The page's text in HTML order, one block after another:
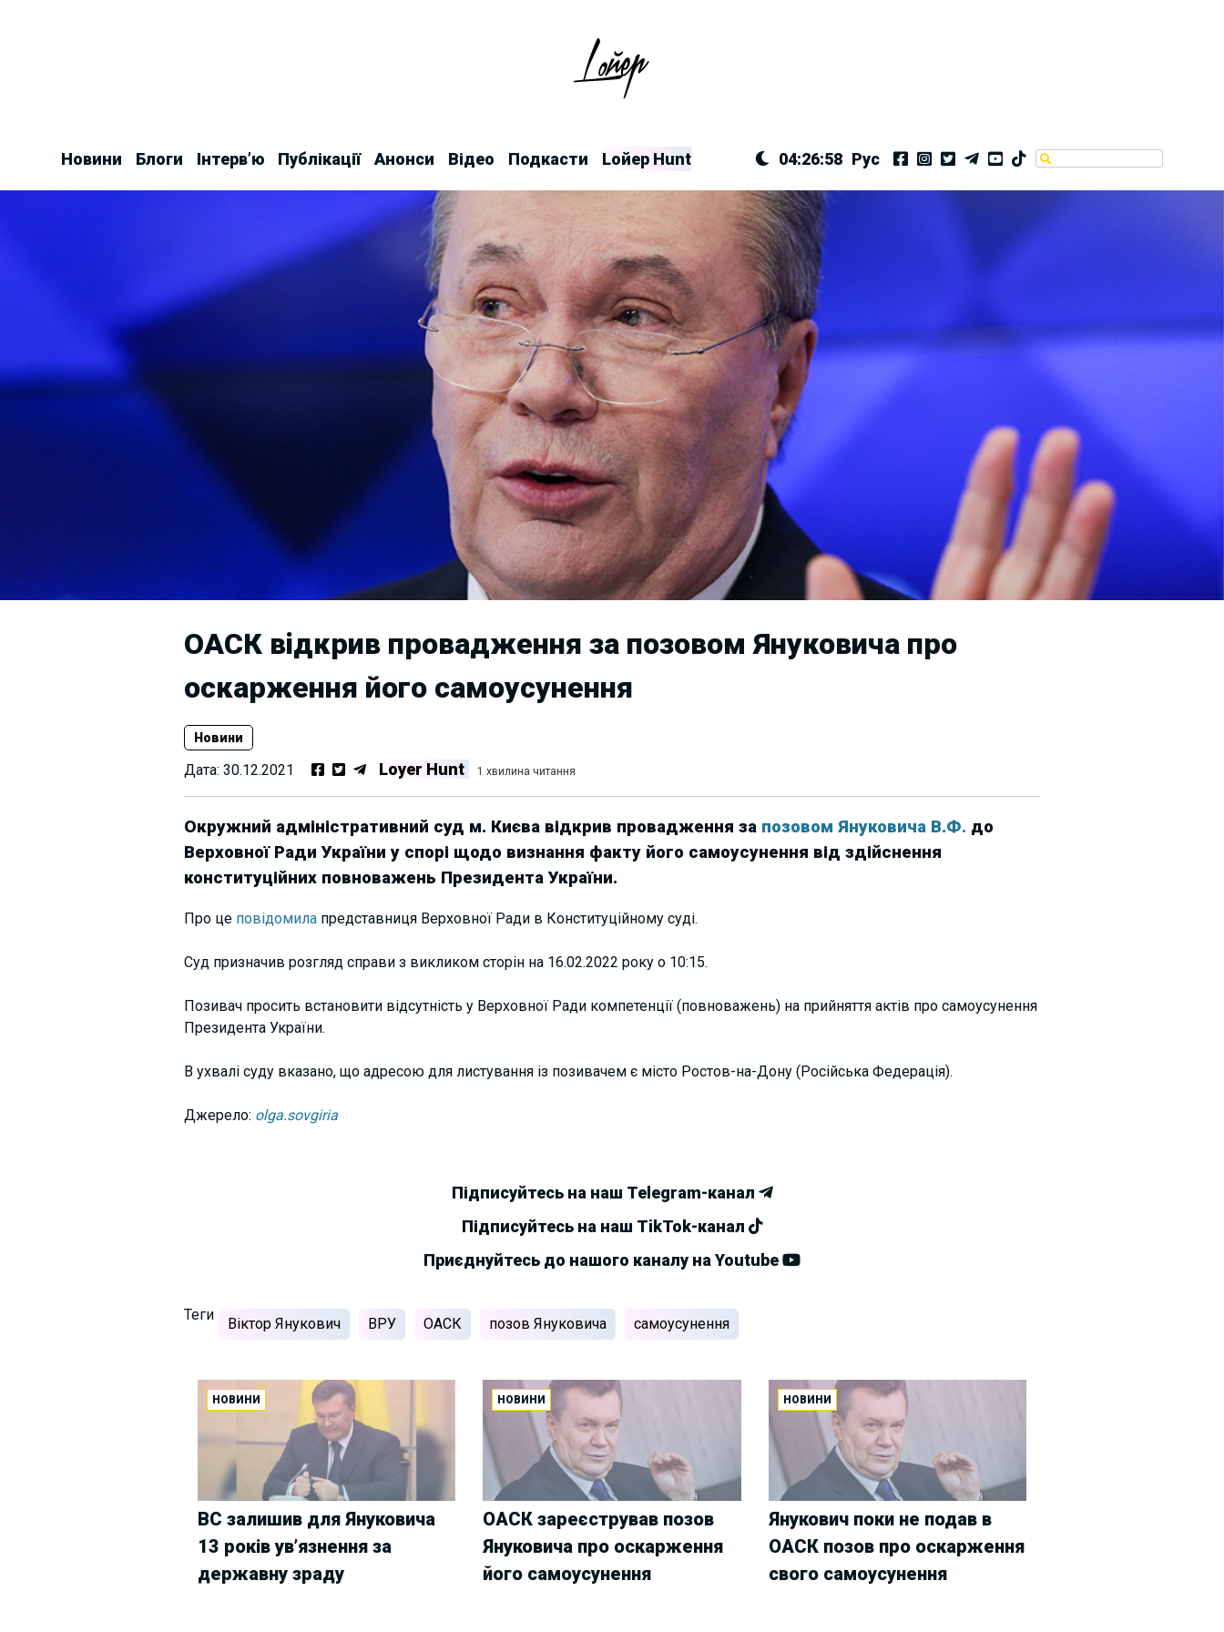
Новини Блоги Інтерв’ю Публікації Анонси Відео Подкасти Lойер Hunt 04:26:58 Рус
ОАСК відкрив провадження за позовом Януковича про
оскарження його самоусунення
Новини
Дата: 30.12.2021 Loyer Hunt 1 хвилина читання
Окружний адміністративний суд м. Києва відкрив провадження за позовом Януковича В.Ф. до
Верховної Ради України у спорі щодо визнання факту його самоусунення від здійснення
конституційних повноважень Президента України.
Про це повідомилапредставниця Верховної Ради в Конституційному суді.
Суд призначив розгляд справи з викликом сторін на 16.02.2022 року о 10:15.
Позивач просить встановити відсутність у Верховної Ради компетенції (повноважень) на прийняття актів про самоусунення
Президента України.
В ухвалі суду вказано, що адресою для листування із позивачем є місто Ростов-на-Дону (Російська Федерація).
Джерело: olga.sovgiria
Підписуйтесь на наш Telegram-канал
Підписуйтесь на наш TikTok-канал
Приєднуйтесь до нашого каналу на Youtube
Теги
Віктор Янукович ВРУ ОАСК позов Януковича самоусунення
НОВИНИ
ВС залишив для Януковича
13 років ув’язнення за
державну зраду
НОВИНИ
ОАСК зареєстрував позов
Януковича про оскарження
його самоусунення
НОВИНИ
Янукович поки не подав в
ОАСК позов про оскарження
свого самоусунення